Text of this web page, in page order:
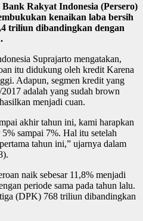
Rakyat Indonesia (Persero)
kenaikan laba bersih
triliun dibandingkan dengan
Suprajarto mengatakan,
itu didukung oleh kredit Karena
Adapun, segmen kredit yang
adalah yang sudah brown
menjadi cuan.
akhir tahun ini, kami harapkan
sampai 7%. Hal itu setelah
tahun ini,” ujarnya dalam
naik sebesar 11,8% menjadi
periode sama pada tahun lalu.
(DPK) 768 triliun dibandingkan